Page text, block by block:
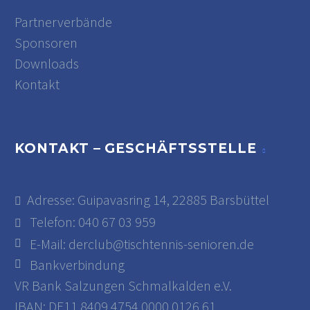
Partnerverbände
Sponsoren
Downloads
Kontakt
KONTAKT – GESCHÄFTSSTELLE
Adresse: Guipavasring 14, 22885 Barsbüttel
Telefon: 040 67 03 959
E-Mail: derclub@tischtennis-senioren.de
Bankverbindung
VR Bank Salzungen Schmalkalden e.V.
IBAN: DE11 8409 4754 0000 0126 61